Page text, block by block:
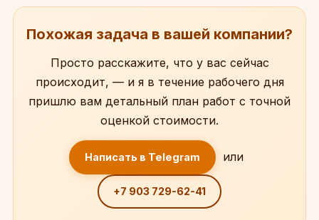
Похожая задача в вашей компании?
Просто расскажите, что у вас сейчас
происходит, — и я в течение рабочего дня
пришлю вам детальный план работ с точной
оценкой стоимости.
Написать в Telegram или
+7 903 729-62-41